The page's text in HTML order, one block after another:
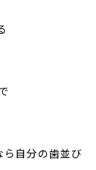
ら自分の歯並び